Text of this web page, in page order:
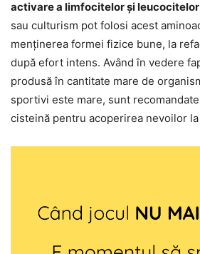
activare a limfocitelor și leucocitelor
sau culturism pot folosi acest
menținerea formei fizice bune, la
după efort intens. Având în vedere
produsă în cantitate mare de
sportivi este mare, sunt
cisteină pentru acoperirea nevoilor